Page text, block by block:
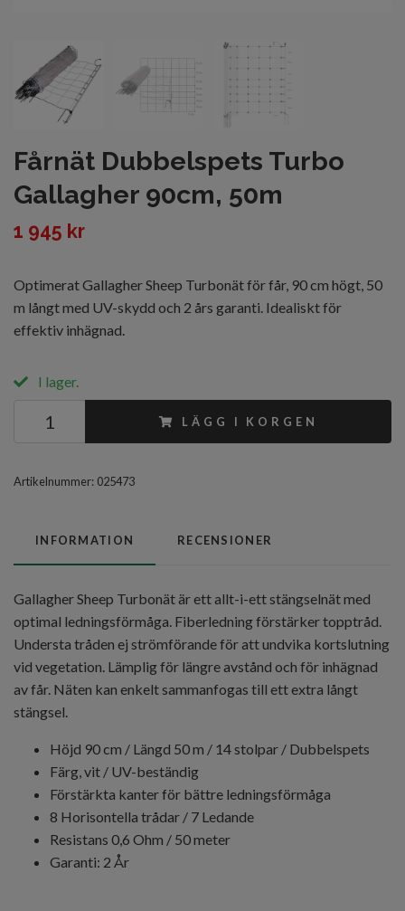
Fårnät Dubbelspets Turbo
Gallagher 90cm, 50m
1 945 kr
Optimerat Gallagher Sheep Turbonät för får, 90 cm högt, 50
m långt med UV-skydd och 2 års garanti. Idealiskt för
effektiv inhägnad.
I lager.
LÄGG I KORGEN
Artikelnummer: 025473
INFORMATION RECENSIONER
Gallagher Sheep Turbonät är ett allt-i-ett stängselnät med
optimal ledningsförmåga. Fiberledning förstärker topptråd.
Understa tråden ej strömförande för att undvika kortslutning
vid vegetation. Lämplig för längre avstånd och för inhägnad
av får. Näten kan enkelt sammanfogas till ett extra långt
stängsel.
Höjd 90 cm / Längd 50 m / 14 stolpar / Dubbelspets
Färg, vit / UV-beständig
Förstärkta kanter för bättre ledningsförmåga
8 Horisontella trådar / 7 Ledande
Resistans 0,6 Ohm / 50 meter
Garanti: 2 År